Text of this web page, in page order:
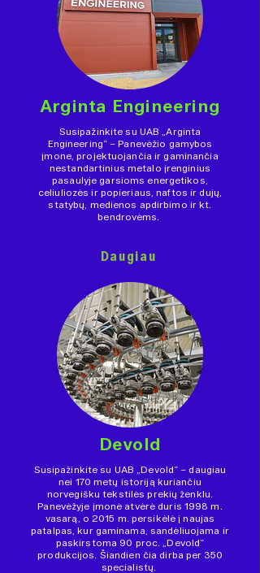
Arginta Engineering
Susipažinkite su UAB „Arginta
Engineering“ – Panevėžio gamybos
įmone, projektuojančia ir gaminančia
nestandartinius metalo įrenginius
pasaulyje garsioms energetikos,
celiuliozės ir popieriaus, naftos ir dujų,
statybų, medienos apdirbimo ir kt.
bendrovėms.
Daugiau
Devold
Susipažinkite su UAB „Devold“ – daugiau
nei 170 metų istoriją kuriančiu
norvegišku tekstilės prekių ženklu.
Panevėžyje įmonė atvėrė duris 1998 m.
vasarą, o 2015 m. persikėlė į naujas
patalpas, kur gaminama, sandėliuojama ir
paskirstoma 90 proc. „Devold“
produkcijos. Šiandien čia dirba per 350
specialistų.